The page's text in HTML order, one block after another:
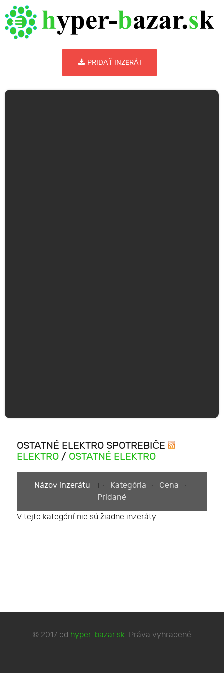
PRIDAŤ INZERÁT
OSTATNÉ ELEKTRO SPOTREBIČE
ELEKTRO / OSTATNÉ ELEKTRO
Názov inzerátu Kategória
Cena
Pridané
V tejto kategórií nie sú žiadne inzeráty
© 2017 od hyper-bazar.sk. Práva vyhradené